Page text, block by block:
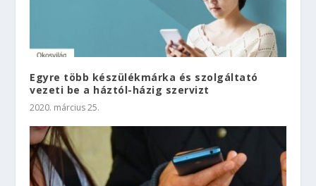
Egyre több készülékmárka és szolgáltató
vezeti be a háztól-házig szervizt
2020. március 25.